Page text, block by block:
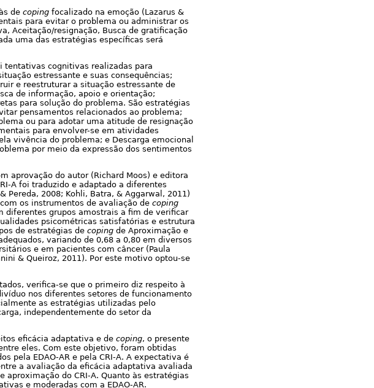
de coping focalizado na emoção (Lazarus &
para evitar o problema ou administrar os
Aceitação/resignação, Busca de gratificação
uma das estratégias específicas será
tentativas cognitivas realizadas para
estressante e suas consequências;
e reestruturar a situação estressante de
de informação, apoio e orientação;
para solução do problema. São estratégias
pensamentos relacionados ao problema;
ou para adotar uma atitude de resignação
para envolver-se em atividades
vivência do problema; e Descarga emocional
por meio da expressão dos sentimentos
aprovação do autor (Richard Moos) e editora
A foi traduzido e adaptado a diferentes
Pereda, 2008; Kohli, Batra, & Aggarwal, 2011)
os instrumentos de avaliação de coping
diferentes grupos amostrais a fim de verificar
psicométricas satisfatórias e estrutura
de estratégias de coping de Aproximação e
variando de 0,68 a 0,80 em diversos
e em pacientes com câncer (Paula
& Queiroz, 2011). Por este motivo optou-se
verifica-se que o primeiro diz respeito à
nos diferentes setores de funcionamento
as estratégias utilizadas pelo
independentemente do setor da
eficácia adaptativa e de coping, o presente
eles. Com este objetivo, foram obtidas
pela EDAO-AR e pela CRI-A. A expectativa é
a avaliação da eficácia adaptativa avaliada
aproximação do CRI-A. Quanto às estratégias
e moderadas com a EDAO-AR.